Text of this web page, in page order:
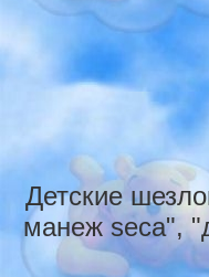
Детские
манеж seca",